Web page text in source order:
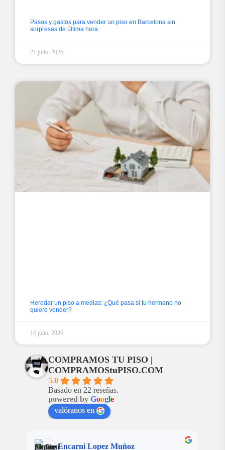
Pasos y gastos para vender un piso en Barcelona sin
sorpresas de última hora
21 julio, 2026
Heredar un piso a medias: ¿Qué pasa si tu hermano no
quiere vender?
16 julio, 2026
COMPRAMOS TU PISO |
COMPRAMOStuPISO.COM
5.0
Basado en 22 reseñas.
powered by Google
valóranos en
Rafael Martinez